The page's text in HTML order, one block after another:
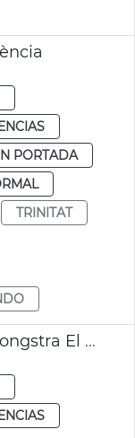
PORTADA
TRINITAT
Clases magistrales Claudy Jongstra El Almudín València